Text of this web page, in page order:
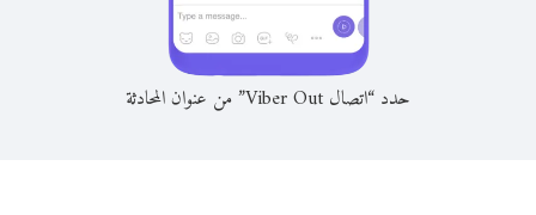
حدد “اتصال Viber Out” من عنوان المحادثة